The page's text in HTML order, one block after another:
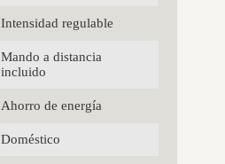
Intensidad regulable
Mando a distancia
incluido
Ahorro de energía
Doméstico